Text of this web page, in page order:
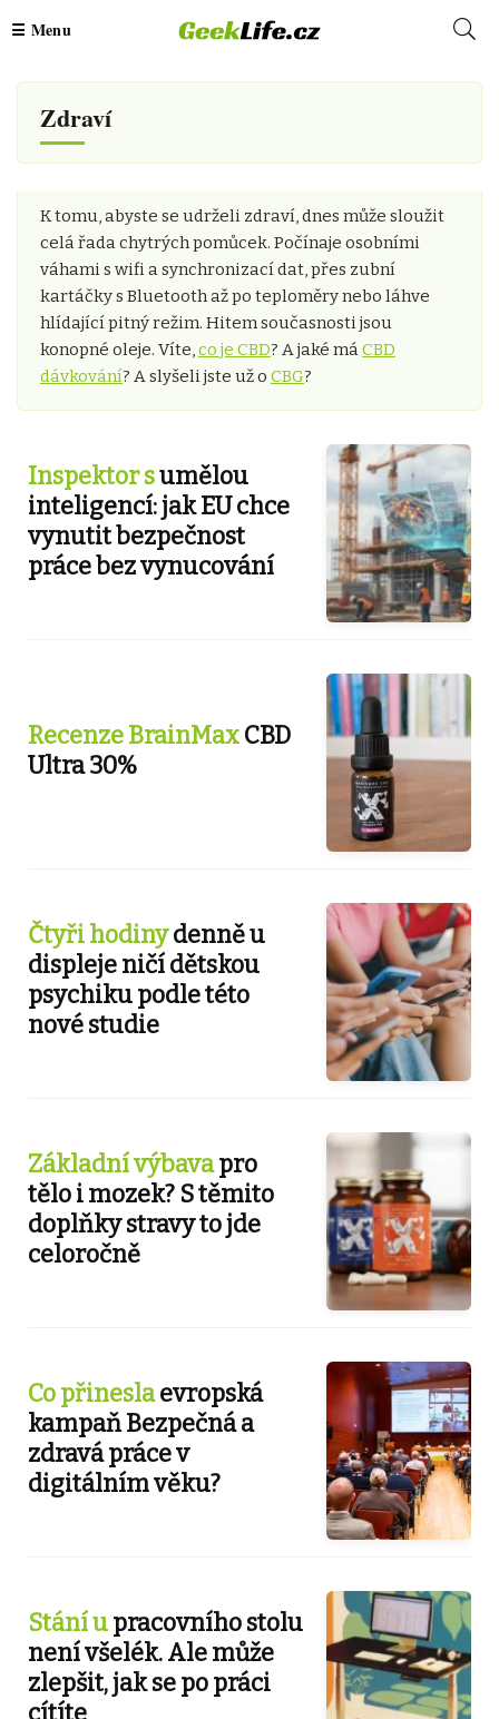
Zdraví
K tomu, abyste se udrželi zdraví, dnes může sloužit
celá řada chytrých pomůcek. Počínaje osobními
váhami s wifi a synchronizací dat, přes zubní
kartáčky s Bluetooth až po teploměry nebo láhve
hlídající pitný režim. Hitem současnosti jsou
konopné oleje. Víte,co je CBD? A jaké máCBD
dávkování? A slyšeli jste už o CBG?
Inspektor sumělou
inteligencí: jak EU chce
vynutit bezpečnost
práce bez vynucování
Recenze BrainMaxCBD
Ultra 30%
Čtyři hodinydenně u
displeje ničí dětskou
psychiku podle této
nové studie
Základní výbavapro
tělo i mozek? S těmito
doplňky stravy to jde
celoročně
Co přineslaevropská
kampaň Bezpečná a
zdravá práce v
digitálním věku?
Stání upracovního stolu
není všelék. Ale může
zlepšit, jak se po práci